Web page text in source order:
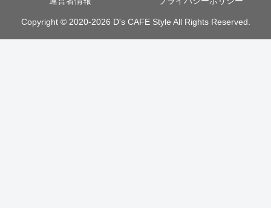
Copyright © 2020-2026 D's CAFE Style All Rights Reserved.